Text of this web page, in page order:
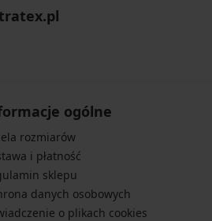
ogólne
rozmiarów
i płatność
sklepu
danych osobowych
o plikach cookies